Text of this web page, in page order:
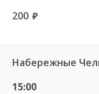
200 руб.
Набережные
15:00